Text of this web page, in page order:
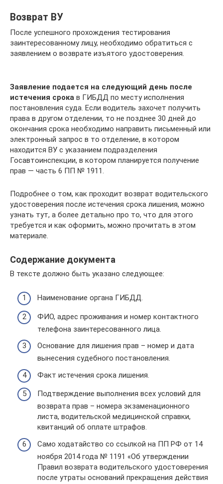
Возврат ВУ
После успешного прохождения тестирования
заинтересованному лицу, необходимо обратиться с
заявлением о возврате изъятого удостоверения.
Заявление подается на следующий день после
истечения срока в ГИБДД по месту исполнения
постановления суда. Если водитель захочет получить
права в другом отделении, то не позднее 30 дней до
окончания срока необходимо направить письменный или
электронный запрос в то отделение, в котором
находится ВУ с указанием подразделения
Госавтоинспекции, в котором планируется получение
прав — часть 6 ПП № 1911.
Подробнее о том, как проходит возврат водительского
удостоверения после истечения срока лишения, можно
узнать тут, а более детально про то, что для этого
требуется и как оформить, можно прочитать в этом
материале.
Содержание документа
В тексте должно быть указано следующее:
Наименование органа ГИБДД.
ФИО, адрес проживания и номер контактного
телефона заинтересованного лица.
Основание для лишения прав – номер и дата
вынесения судебного постановления.
Факт истечения срока лишения.
Подтверждение выполнения всех условий для
возврата прав – номера экзаменационного
листа, водительской медицинской справки,
квитанций об оплате штрафов.
Само ходатайство со ссылкой на ПП РФ от 14
ноября 2014 года № 1191 «Об утверждении
Правил возврата водительского удостоверения
после утраты оснований прекращения действия